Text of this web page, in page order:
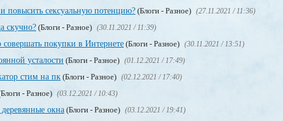
повысить сексуальную потенцию? (Блоги - Разное) (27.11.2021 / 11:36)
скучно? (Блоги - Разное) (30.11.2021 / 11:39)
совершать покупки в Интернете(Блоги - Разное) (30.11.2021 / 13:51)
усталости (Блоги - Разное) (01.12.2021 / 17:49)
стим на пк (Блоги - Разное) (02.12.2021 / 17:40)
- Разное) (03.12.2021 / 10:43)
окна (Блоги - Разное) (03.12.2021 / 19:41)